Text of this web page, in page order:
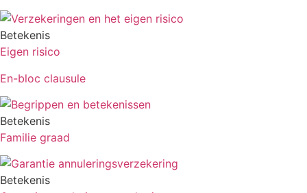
Betekenis
Eigen risico
En-bloc clausule
Betekenis
Familie graad
Betekenis